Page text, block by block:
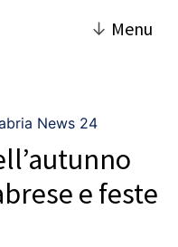
↓ Menu
News 24
e feste